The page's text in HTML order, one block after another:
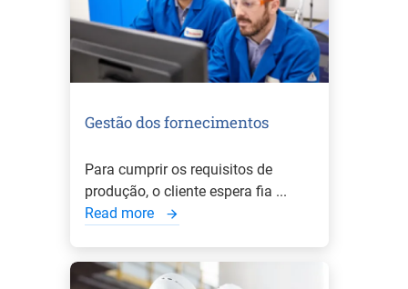
Gestão dos fornecimentos
Para cumprir os requisitos de
produção, o cliente espera fia ...
Read more